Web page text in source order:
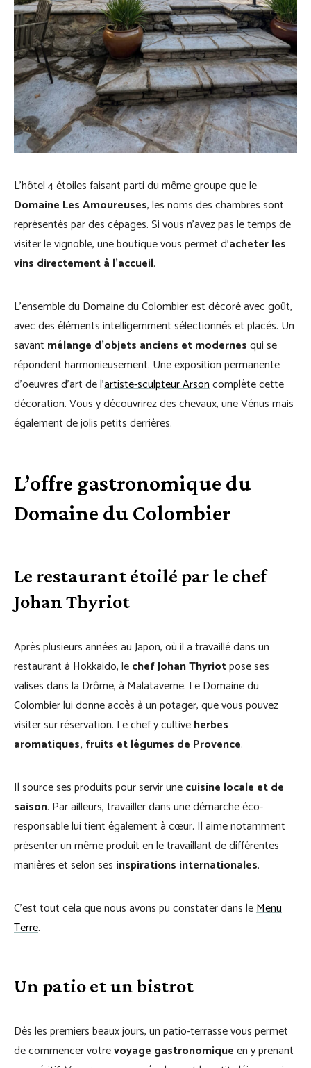
L’hôtel 4 étoiles faisant parti du même groupe que le
Domaine Les Amoureuses, les noms des chambres sont
représentés par des cépages. Si vous n’avez pas le temps de
visiter le vignoble, une boutique vous permet d’acheter les
vins directement à l’accueil.
L’ensemble du Domaine du Colombier est décoré avec goût,
avec des éléments intelligemment sélectionnés et placés. Un
savant mélange d’objets anciens et modernesqui se
répondent harmonieusement. Une exposition permanente
d’oeuvres d’art de l’artiste-sculpteur Arsoncomplète cette
décoration. Vous y découvrirez des chevaux, une Vénus mais
également de jolis petits derrières.
L’offre gastronomique du
Domaine du Colombier
Le restaurant étoilé par le chef
Johan Thyriot
Après plusieurs années au Japon, où il a travaillé dans un
restaurant à Hokkaido, lechef Johan Thyriotpose ses
valises dans la Drôme, à Malataverne. Le Domaine du
Colombier lui donne accès à un potager, que vous pouvez
visiter sur réservation. Le chef y cultiveherbes
aromatiques, fruits et légumes de Provence.
Il source ses produits pour servir unecuisine locale et de
saison. Par ailleurs, travailler dans une démarche éco-
responsable lui tient également à cœur. Il aime notamment
présenter un même produit en le travaillant de différentes
manières et selon ses inspirations internationales.
C’est tout cela que nous avons pu constater dans leMenu
Terre.
Un patio et un bistrot
Dès les premiers beaux jours, un patio-terrasse vous permet
de commencer votrevoyage gastronomiqueen y prenant